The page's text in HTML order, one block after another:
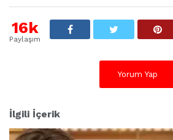
16k
Paylaşım
Yorum Yap
İlgili İçerik